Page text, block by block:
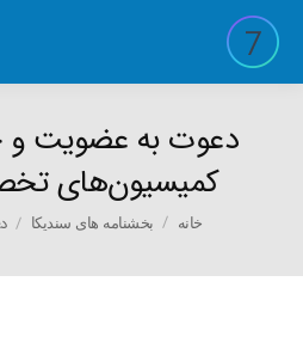
دعوت به عضویت و
کمیسیون‌های
You are here:
خانه بخشنامه های سندیکا